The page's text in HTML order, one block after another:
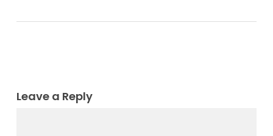
Leave a Reply